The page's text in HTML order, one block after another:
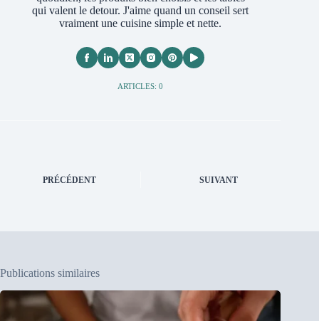
qui valent le detour. J'aime quand un conseil sert
vraiment une cuisine simple et nette.
ARTICLES: 0
PRÉCÉDENT SUIVANT
Publications similaires